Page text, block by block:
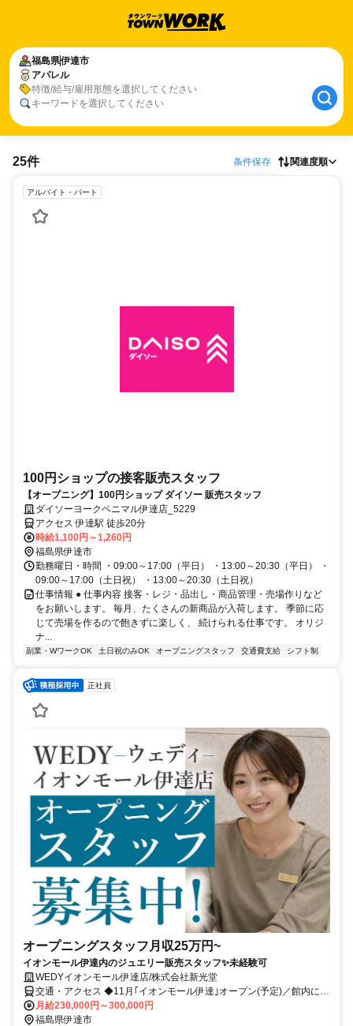
福島県伊達市
アパレル
特徴/給与/雇用形態を選択してください
キーワードを選択してください
25件 条件保存 関連度順
アルバイト・パート
100円ショップの接客販売スタッフ
【オープニング】100円ショップ ダイソー 販売スタッフ
ダイソーヨークベニマル伊達店_5229
アクセス 伊達駅 徒歩20分
時給1,100円～1,260円
福島県伊達市
勤務曜日・時間 ・09:00～17:00（平日） ・13:00～20:30（平日） ・
09:00～17:00（土日祝） ・13:00～20:30（土日祝）
仕事情報 ● 仕事内容 接客・レジ・品出し・商品管理・売場作りなど
をお願いします。 毎月、たくさんの新商品が入荷します。 季節に応
じて売場を作るので飽きずに楽しく、 続けられる仕事です。 オリジ
ナ...
副業・WワークOK 土日祝のみOK オープニングスタッフ 交通費支給 シフト制
正社員
オープニングスタッフ月収25万円~
イオンモール伊達内のジュエリー販売スタッフ✨未経験可
WEDYイオンモール伊達店/株式会社新光堂
交通・アクセス ◆11月｢イオンモール伊達｣オープン(予定)／館内に
｢WEDYイオンモール伊達店｣オープン ◆JR東北本線｢伊達駅｣徒歩20
分
月給230,000円～300,000円
福島県伊達市